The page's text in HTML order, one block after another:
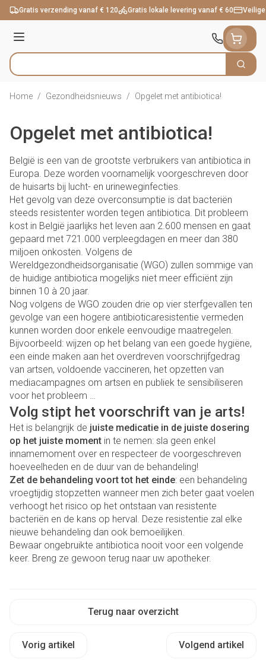
Ga naar de inhoud
Gratis verzending vanaf € 120 Gratis lokale levering vanaf € 60
Menu
Product, merk, categorie... Zoek
Home / Gezondheidsnieuws / Opgelet met antibiotica!
Opgelet met antibiotica!
België is een van de grootste verbruikers van antibiotica in
Europa. Deze worden voornamelijk voorgeschreven door
de huisarts bij lucht- en urineweginfecties.
Het gevolg van deze overconsumptie is dat bacteriën
steeds resistenter worden tegen antibiotica. Dit probleem
kost in België jaarlijks het leven aan 2.600 mensen en gaat
gepaard met 721.000 verpleegdagen en meer dan 380
miljoen onkosten. Volgens de
Wereldgezondheidsorganisatie (WGO) zullen sommige van
de huidige antibiotica mogelijks niet meer efficiënt zijn
binnen 10 à 20 jaar.
Nog volgens de WGO zouden drie op vier sterfgevallen ten
gevolge van een hogere antibioticaresistentie vermeden
kunnen worden door enkele eenvoudige maatregelen.
Bijvoorbeeld: wijzen op het belang van een goede hygiëne,
een einde maken aan het overdreven voorschrijfgedrag
van artsen, voldoende vaccineren, het opzetten van
mediacampagnes om artsen en publiek te sensibiliseren
voor het probleem …
Volg stipt het voorschrift van je arts!
Het is belangrijk de juiste medicatie in de juiste dosering
op het juiste moment in te nemen: sla geen enkel
innamemoment over en respecteer de voorgeschreven
hoeveelheden en de duur van de behandeling!
Zet de behandeling voort tot het einde: een behandeling
vroegtijdig stopzetten wanneer men zich beter gaat voelen
verhoogt het risico op het ontstaan van resistente
bacteriën en de kans op herval. Deze resistentie zal elke
nieuwe behandeling dan ook bemoeilijken.
Bewaar ongebruikte antibiotica nooit voor een volgende
keer. Breng ze gewoon terug naar uw apotheker.
Terug naar overzicht
Vorig artikel Volgend artikel